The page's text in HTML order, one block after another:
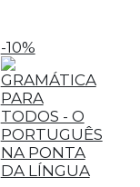
-10%